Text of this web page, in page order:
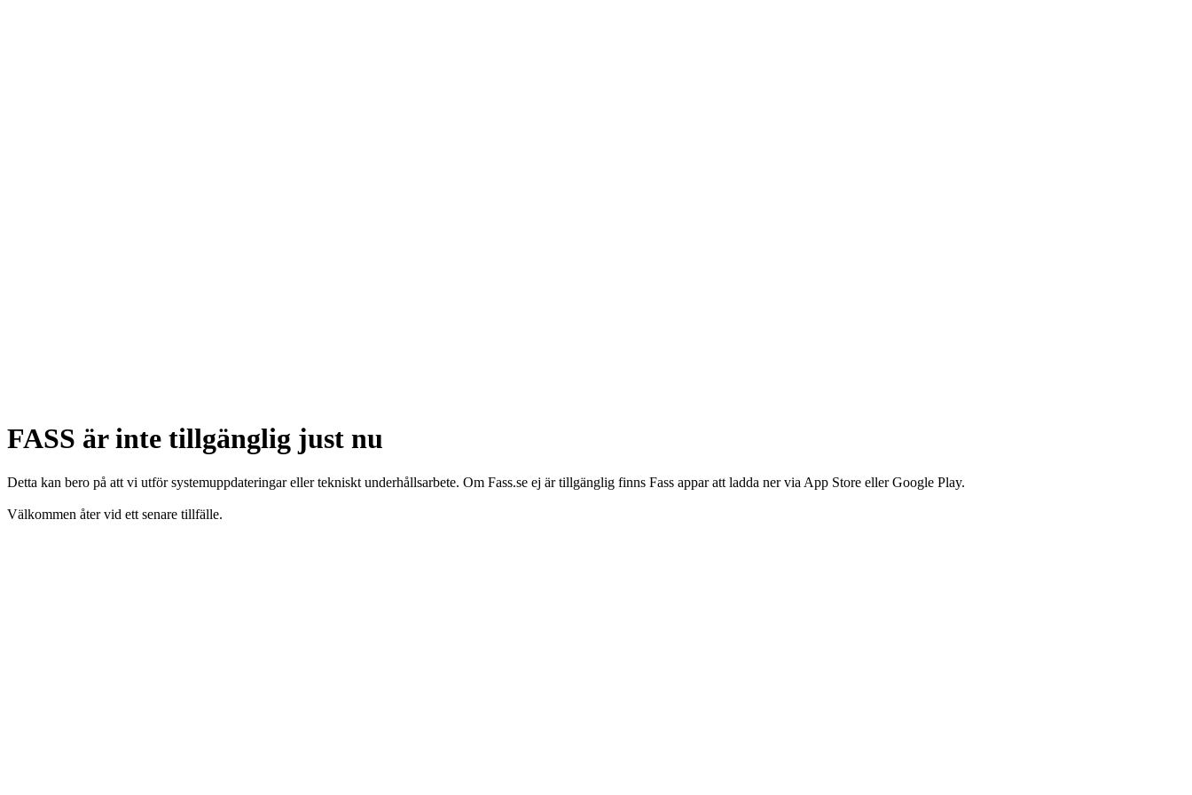
FASS är inte tillgänglig just nu
Detta kan bero på att vi utför systemuppdateringar eller tekniskt underhållsarbete. Om Fass.se ej är tillgänglig finns Fass appar att ladda ner via App Store eller Google Play.
Välkommen åter vid ett senare tillfälle.